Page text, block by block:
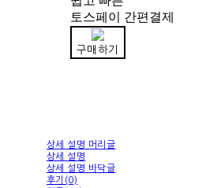
토스페이 간편결제
구매하기
상세 설명 머리글
상세 설명
상세 설명 바닥글
후기(0)